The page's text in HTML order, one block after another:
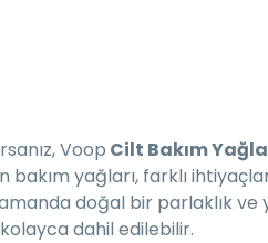
Voop Cilt Bakım
yağları, farklı
doğal bir parlaklık ve
dahil edilebilir.